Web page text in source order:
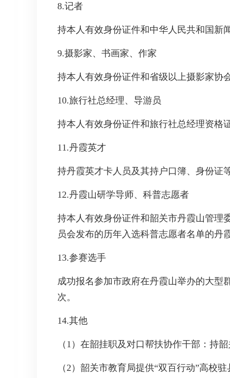
8.记者
持本人有效身份证件和中华人民共和国新
9.摄影家、书画家、作家
持本人有效身份证件和省级以上摄影家协
10.旅行社总经理、导游员
持本人有效身份证件和旅行社总经理资格
11.丹霞英才
持丹霞英才卡人员及其持户口簿、身份证
12.丹霞山研学导师、科普志愿者
持本人有效身份证件和韶关市丹霞山管理
员会发布的历年入选科普志愿者名单的丹
13.参赛选手
成功报名参加市政府在丹霞山举办的大型
次。
14.其他
（1）在韶挂职及对口帮扶协作干部：持
（2）韶关市教育局提供“双百行动”高校